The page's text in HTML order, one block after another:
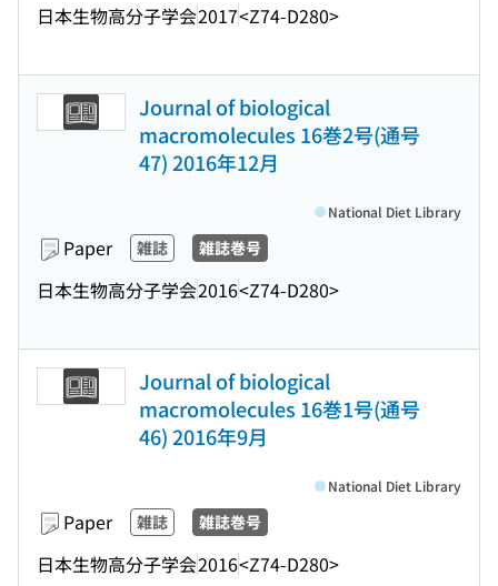
日本生物高分子学会2017<Z74-D280>
Journal of biological
macromolecules 16巻2号(通号
47) 2016年12月
Paper 雑誌 雑誌巻号
日本生物高分子学会2016<Z74-D280>
National Diet Library
Journal of biological
macromolecules 16巻1号(通号
46) 2016年9月
Paper 雑誌 雑誌巻号
日本生物高分子学会2016<Z74-D280>
National Diet Library